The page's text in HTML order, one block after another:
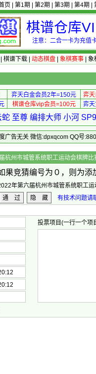
页 第1期 第2期 第3期 第4期
棋谱仓库
注意：二合一卡为充值
棋谱下载| 动态棋盘| 象棋赛事| 象
弈天白金会员2年=150元
弈
棋谱仓库vip会员=100元 弈
至尊 编排大师 小河
广告无关 微信:dpxqcom QQ号
年第六届杭州市城管
果竞猜编号为０，则为
年第六届杭州市城管系统职工
通 过 隐 藏
有技术问题请
投票项目(一行一个项